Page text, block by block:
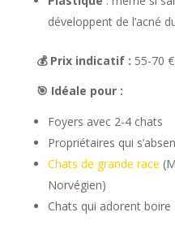
développent de l’acné
💰 Prix indicatif : 55-70 €
🎯 Idéale pour :
Foyers avec 2-4 chats
Propriétaires qui
Chats de grande race
Norvégien)
Chats qui adorent